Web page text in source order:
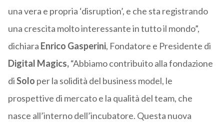
una vera e propria ‘disruption’, e che sta registrando
una crescita molto interessante in tutto il mondo”,
dichiara Enrico Gasperini, Fondatore e Presidente di
Digital Magics,“Abbiamo contribuito alla fondazione
diSolo per la solidità del business model, le
prospettive di mercato e la qualità del team, che
nasce all’interno dell’incubatore. Questa nuova